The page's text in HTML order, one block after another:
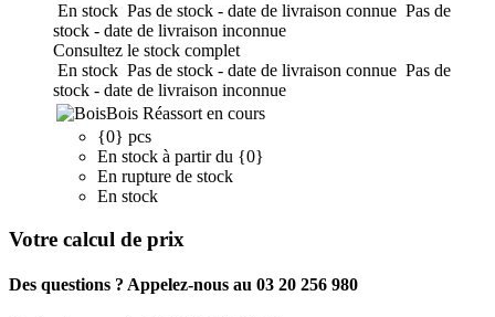
En stock Pas de stock - date de livraison connue Pas de
stock - date de livraison inconnue
Consultez le stock complet
En stock Pas de stock - date de livraison connue Pas de
stock - date de livraison inconnue
Bois Réassort en cours
{0} pcs
En stock à partir du {0}
En rupture de stock
En stock
Votre calcul de prix
Des questions ? Appelez-nous au 03 20 256 980